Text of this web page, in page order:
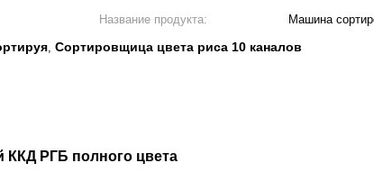
Название продукта:
Машина
, Сортировщица цвета риса 10 каналов
ККД РГБ полного цвета